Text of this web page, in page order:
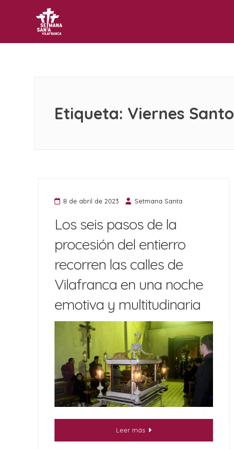
Etiqueta: Viernes Santo
8 de abril de 2023 Setmana Santa
Los seis pasos de la
procesión del entierro
recorren las calles de
Vilafranca en una noche
emotiva y multitudinaria
Leer más